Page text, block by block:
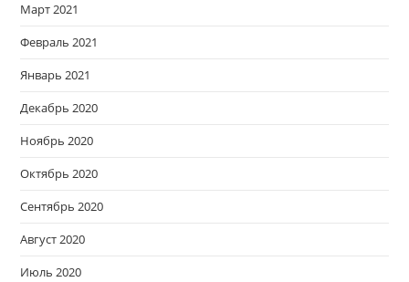
Март 2021
Февраль 2021
Январь 2021
Декабрь 2020
Ноябрь 2020
Октябрь 2020
Сентябрь 2020
Август 2020
Июль 2020